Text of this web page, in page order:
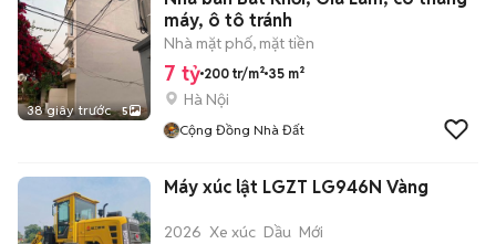
38 giây trước 5
máy, ô tô tránh
Nhà mặt phố, mặt tiền
7 tỷ 200 tr/m² 35 m²
Hà Nội
Cộng Đồng Nhà Đất
Máy xúc lật LGZT LG946N Vàng
2026 Xe xúc Dầu Mới